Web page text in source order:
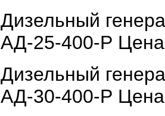
Дизельный
АД-25-400-Р
Дизельный
АД-30-400-Р